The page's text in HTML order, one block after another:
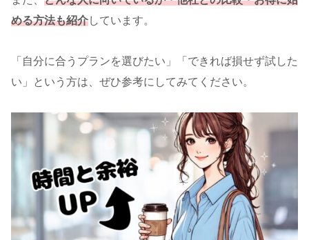
める方法も紹介しています。
「自分に合うプランを選びたい」「できれば損せず試した
い」という方は、ぜひ参考にしてみてください。